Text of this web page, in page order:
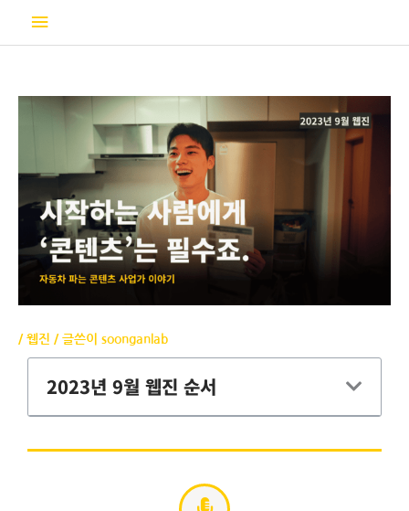
츠
메
메
/ 웹진 / 글쓴이 soonganlab
2023년 9월 웹진 순서